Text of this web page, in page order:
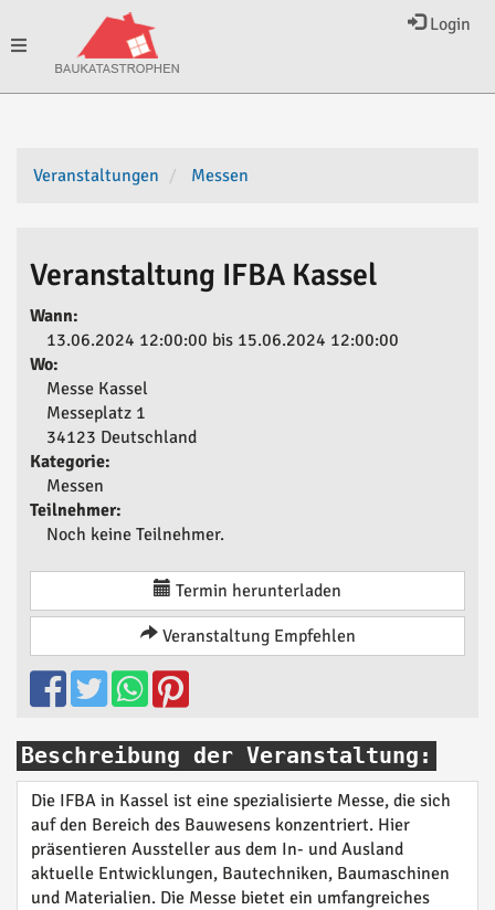
Login
Toggle
Veranstaltungen
Messen
Veranstaltung IFBA Kassel
Wann:
13.06.2024 12:00:00 bis 15.06.2024 12:00:00
Wo:
Messe Kassel
Messeplatz 1
34123 Deutschland
Kategorie:
Messen
Teilnehmer:
Noch keine Teilnehmer.
Termin herunterladen
Veranstaltung Empfehlen
Beschreibung der Veranstaltung:
Die IFBA in Kassel ist eine spezialisierte Messe, die sich
auf den Bereich des Bauwesens konzentriert. Hier
präsentieren Aussteller aus dem In- und Ausland
aktuelle Entwicklungen, Bautechniken, Baumaschinen
und Materialien. Die Messe bietet ein umfangreiches